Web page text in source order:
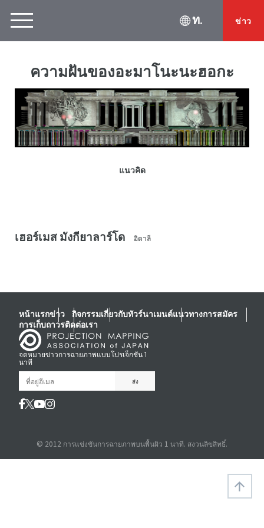
ท. ข่าว
ความฝันของอะมาโนะนะฮอกะ
แนวคิด
เฮอร์เมส มังกียาลาร์โด อิตาลี
หน้าแรกข่าว กิจกรรมเกี่ยวกับทัวร์นาเมนต์แนวทางการสมัคร
การเก็บถาวรติดต่อเรา
จดหมายข่าวการฉายภาพแบบโปรเจ็กชัน 1
นาที
© 2012 การแข่งขันการฉายภาพบนพื้นผิว 1 นาที. สงวนลิขสิทธิ์.